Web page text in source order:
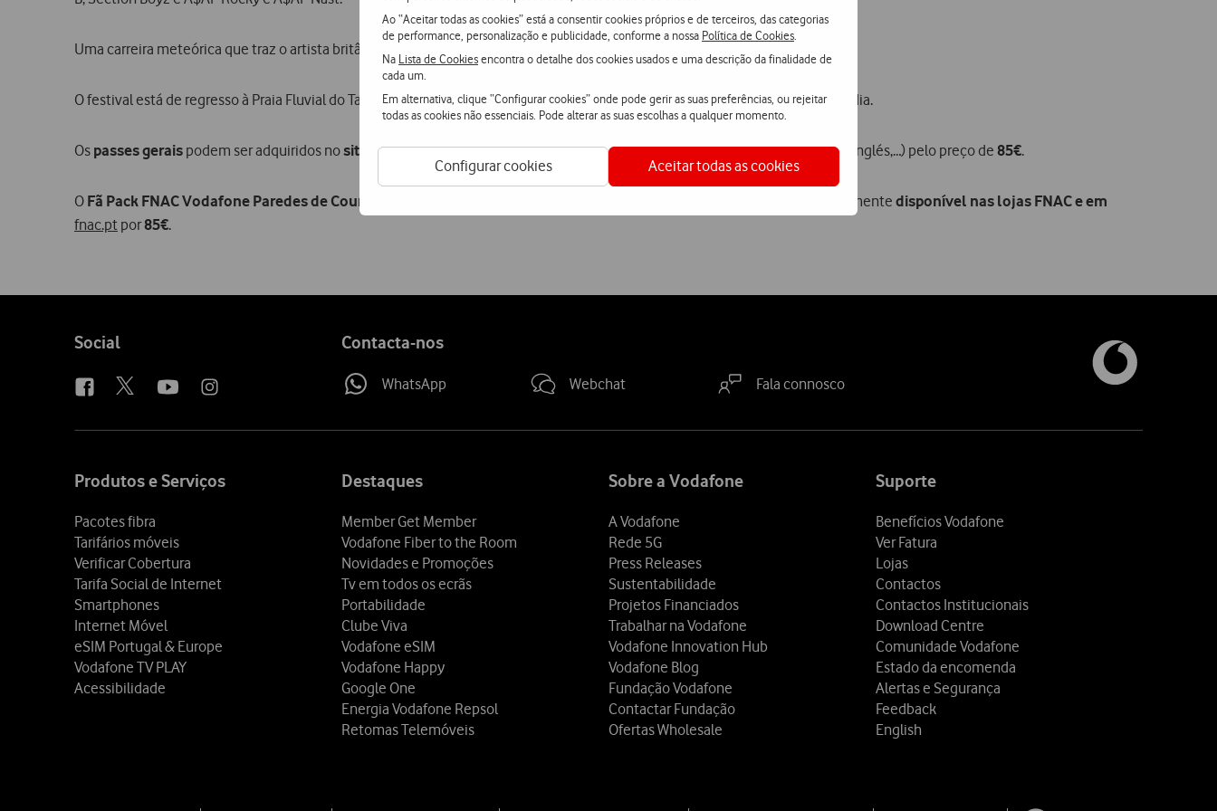
Ao “Aceitar todas as cookies” está a consentir cookies próprios e de terceiros, das categorias
de performance, personalização e publicidade, conforme a nossa Política de Cookies
Na Lista de Cookiesencontra o detalhe dos cookies usados e uma descrição da finalidade de
cada um.
Em alternativa, clique “Configurar cookies” onde pode gerir as suas preferências, ou rejeitar
todas as cookies não essenciais. Pode alterar as suas escolhas a qualquer momento.
Configurar cookies Aceitar todas as cookies
Uma carreira meteórica que traz o artista britânico até à
O festival está de regresso à Praia Fluvial do Taboão de15 a 18 de Agosto, com a islandesaBjörkjá confirmada para o último dia.
Os passes gerais podem ser adquiridos nosite oficial do festivale ainda embol.ptelocais habituais(FNAC, CTT, El Corte Inglés,…) pelo preço de 85€.
O Fã Pack FNAC Vodafone Paredes de Coura , está igualmente disponível nas lojas FNAC e em
fnac.pt por85€.
Follow
Social Contacta-nos
WhatsApp Webchat Fala connosco
Produtos e Serviços
Pacotes fibra
Tarifários móveis
Verificar Cobertura
Tarifa Social de Internet
Smartphones
Internet Móvel
eSIM Portugal & Europe
Vodafone TV PLAY
Acessibilidade
Destaques
Member Get Member
Vodafone Fiber to the Room
Novidades e Promoções
Tv em todos os ecrãs
Portabilidade
Clube Viva
Vodafone eSIM
Vodafone Happy
Google One
Energia Vodafone Repsol
Retomas Telemóveis
Sobre a Vodafone
A Vodafone
Rede 5G
Press Releases
Sustentabilidade
Projetos Financiados
Trabalhar na Vodafone
Vodafone Innovation Hub
Vodafone Blog
Fundação Vodafone
Contactar Fundação
Ofertas Wholesale
Suporte
Benefícios Vodafone
Ver Fatura
Lojas
Contactos
Contactos Institucionais
Download Centre
Comunidade Vodafone
Estado da encomenda
Alertas e Segurança
Feedback
English